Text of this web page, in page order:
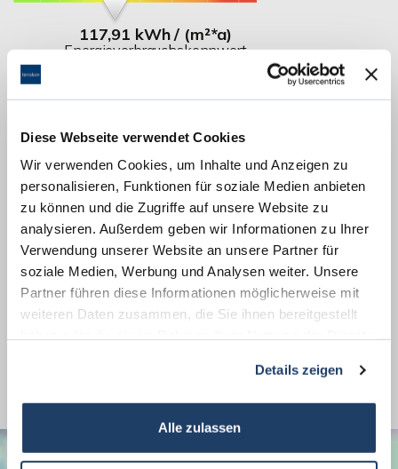
Diese Webseite verwendet Cookies
Wir verwenden Cookies, um Inhalte und Anzeigen zu
personalisieren, Funktionen für soziale Medien anbieten
zu können und die Zugriffe auf unsere Website zu
analysieren. Außerdem geben wir Informationen zu Ihrer
Verwendung unserer Website an unsere Partner für
soziale Medien, Werbung und Analysen weiter. Unsere
Partner führen diese Informationen möglicherweise mit
weiteren Daten zusammen, die Sie ihnen bereitgestellt
Details zeigen
Alle zulassen
117,91 kWh / (m²*a)
Energieverbrauchskennwert
Weitere Informationen
Wesentlicher Energieträger
Gas
Energieausweis Jahrgang
Energieausweis Werteklasse
D
Energieausweis Baujahr
1975
Energieausweis Gebäudeart
Wohngebäude
Heizung
Zentralheizung
Gas